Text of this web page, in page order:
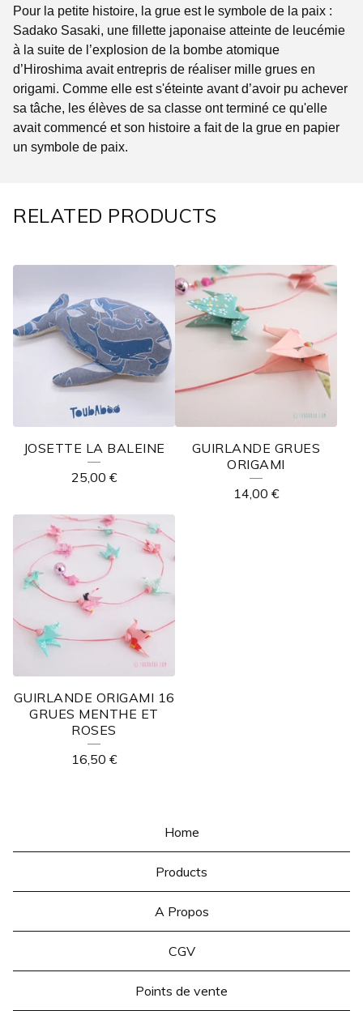
Pour la petite histoire, la grue est le symbole de la paix :
Sadako Sasaki, une fillette japonaise atteinte de leucémie
à la suite de l’explosion de la bombe atomique
d’Hiroshima avait entrepris de réaliser mille grues en
origami. Comme elle est s'éteinte avant d’avoir pu achever
sa tâche, les élèves de sa classe ont terminé ce qu'elle
avait commencé et son histoire a fait de la grue en papier
un symbole de paix.
RELATED PRODUCTS
JOSETTE LA BALEINE
25,00 €
GUIRLANDE GRUES
ORIGAMI
14,00 €
GUIRLANDE ORIGAMI 16
GRUES MENTHE ET
ROSES
16,50 €
Home
Products
A Propos
CGV
Points de vente